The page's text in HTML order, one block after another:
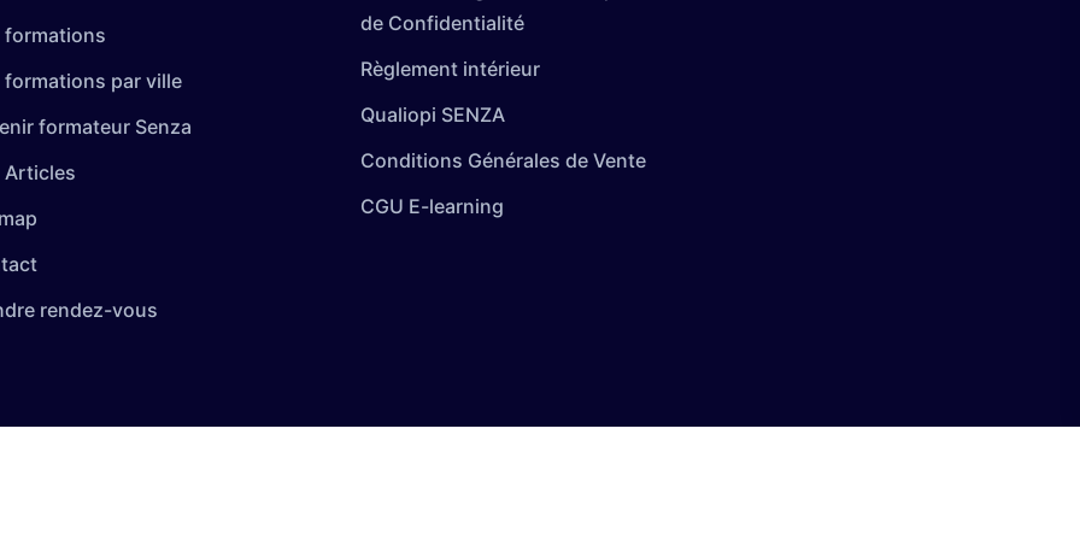
formations
formations par ville
formateur Senza
Articles
rendez-vous
de Confidentialité
Règlement intérieur
Qualiopi SENZA
Conditions Générales de Vente
CGU E-learning
de confidentialité, en garantissant la conformité avec les réglementations. Personnalisez vos